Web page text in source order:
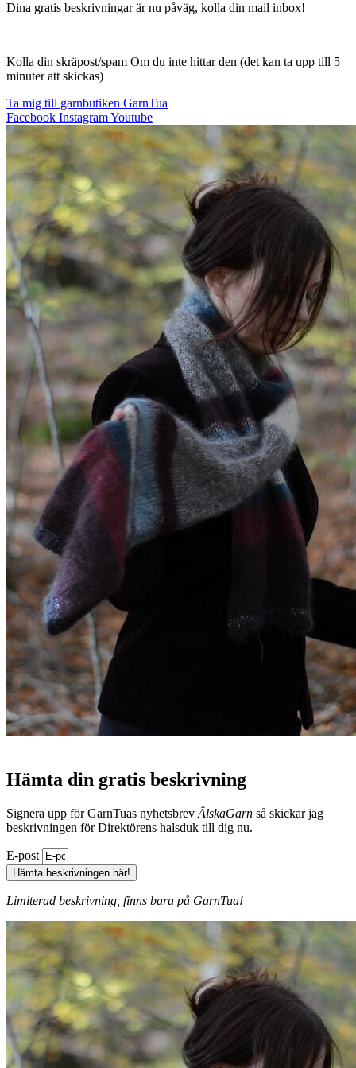
Dina gratis beskrivningar är nu påväg, kolla din mail inbox!
Kolla din skräpost/spam Om du inte hittar den (det kan ta upp till 5
minuter att skickas)
Ta mig till garnbutiken GarnTua
Facebook InstagramYoutube
Hämta din gratis beskrivning
Signera upp för GarnTuas nyhetsbrev ÄlskaGarn så skickar jag
beskrivningen för Direktörens halsduk till dig nu.
E-post
Hämta beskrivningen här!
Limiterad beskrivning, finns bara på GarnTua!